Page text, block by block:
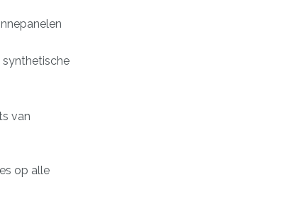
synthetische
van
op alle